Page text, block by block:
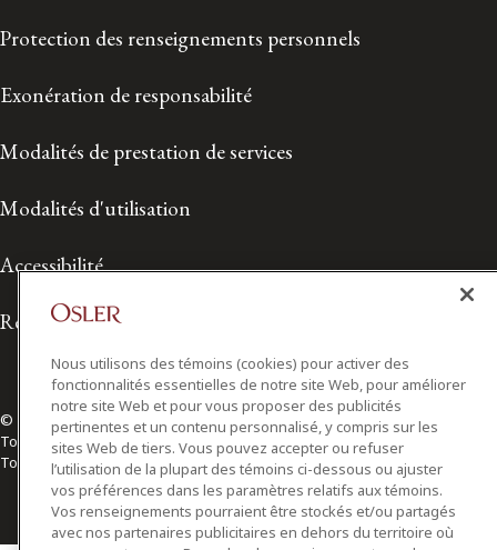
Protection des renseignements personnels
Exonération de responsabilité
Modalités de prestation de services
Modalités d'utilisation
Accessibilité
Relations avec les médias
© 2026 Osler, Hoskin & Harcourt S.E.N.C.R.L./s.r.l.
Tous droits réservés
Toronto | Montréal | Calgary | Vancouver | Ottawa | New York
Nous utilisons des témoins (cookies) pour activer des
fonctionnalités essentielles de notre site Web, pour améliorer
notre site Web et pour vous proposer des publicités
pertinentes et un contenu personnalisé, y compris sur les
sites Web de tiers. Vous pouvez accepter ou refuser
l’utilisation de la plupart des témoins ci-dessous ou ajuster
vos préférences dans les paramètres relatifs aux témoins.
Vos renseignements pourraient être stockés et/ou partagés
avec nos partenaires publicitaires en dehors du territoire où